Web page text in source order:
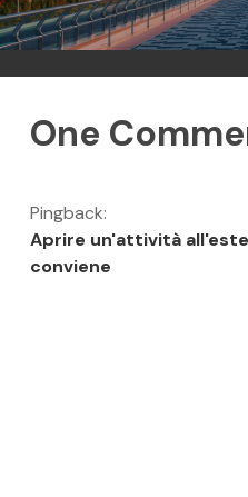
One
Pingback:
Aprire un'attività
conviene